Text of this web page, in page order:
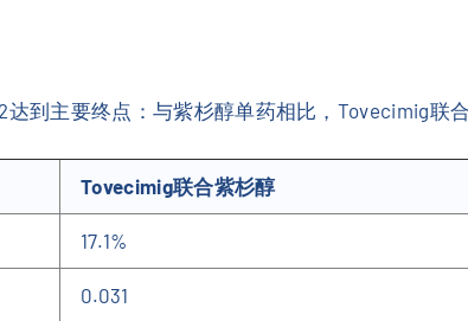
达到主要终点：与紫杉醇单药相比，Tovecimig联
Tovecimig联合紫杉醇
17.1%
0.031